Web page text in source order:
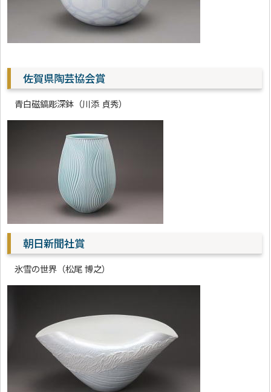
佐賀県陶芸協会賞
青白磁鎬彫深鉢（川添 貞秀）
朝日新聞社賞
氷雪の世界（松尾 博之）